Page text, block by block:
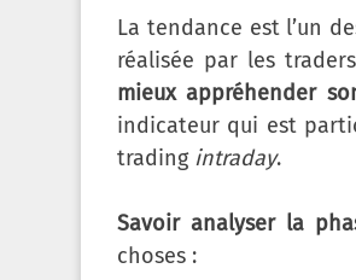
La tendance est l’un
réalisée par les
mieux appréhender
indicateur qui est
trading intraday.
Savoir analyser la
choses :